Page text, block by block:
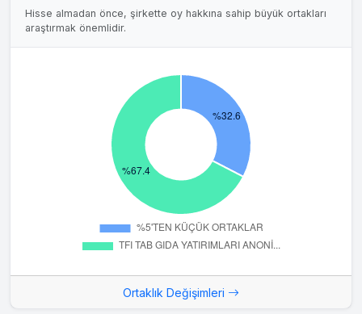
Hisse almadan önce, şirkette oy hakkına sahip büyük ortakları
araştırmak önemlidir.
Ortaklık Değişimleri